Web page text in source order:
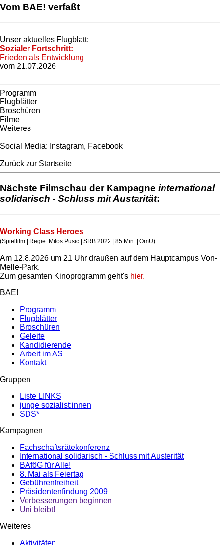
Vom BAE! verfaßt
Unser aktuelles Flugblatt:
Sozialer Fortschritt:
Frieden als Entwicklung
vom 21.07.2026
Programm
Flugblätter
Broschüren
Filme
Weiteres
Social Media: Instagram, Facebook
Zurück zur Startseite
Nächste Filmschau der Kampagne international
solidarisch - Schluss mit Austarität:
Working Class Heroes
(Spielfilm | Regie: Milos Pusic | SRB 2022 | 85 Min. | OmU)
Am 12.8.2026 um 21 Uhr draußen auf dem Hauptcampus Von-
Melle-Park.
Zum gesamten Kinoprogramm geht's hier.
BAE!
Programm
Flugblätter
Broschüren
Geleite
Kandidierende
Arbeit im AS
Kontakt
Gruppen
Liste LINKS
junge sozialist:innen
SDS*
Kampagnen
Fachschaftsrätekonferenz
International solidarisch - Schluss mit Austerität
BAföG für Alle!
8. Mai als Feiertag
Gebührenfreiheit
Präsidentenfindung 2009
Verbesserungen beginnen
Uni bleibt!
Weiteres
Aktivitäten